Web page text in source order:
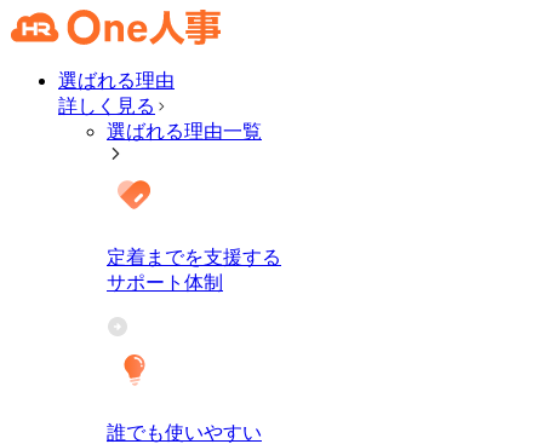
選ばれる理由
詳しく見る
選ばれる理由一覧
定着までを支援する
サポート体制
誰でも使いやすい